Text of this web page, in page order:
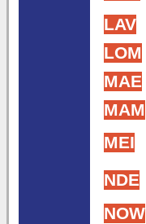
LAV
LOM
MAE
MAM
MEI
NDE
NOW